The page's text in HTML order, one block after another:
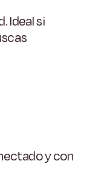
Ideal si
y con